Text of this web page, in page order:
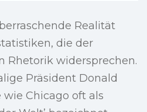
Realität
die der
Rhetorik widersprechen.
Präsident Donald
Chicago oft als